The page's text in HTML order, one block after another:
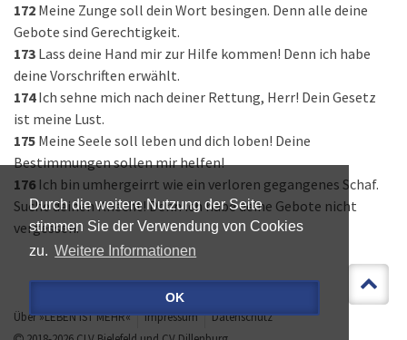
Durch die weitere Nutzung der Seite
stimmen Sie der Verwendung von Cookies
zu. Weitere Informationen
OK
172 Meine Zunge soll dein Wort besingen. Denn alle deine
Gebote sind Gerechtigkeit.
173 Lass deine Hand mir zur Hilfe kommen! Denn ich habe
deine Vorschriften erwählt.
174 Ich sehne mich nach deiner Rettung, Herr! Dein Gesetz
ist meine Lust.
175 Meine Seele soll leben und dich loben! Deine
Bestimmungen sollen mir helfen!
176 Ich bin umhergeirrt wie ein verloren gegangenes Schaf.
Suche deinen Knecht! Denn ich habe deine Gebote nicht
vergessen.
Über »LEBEN IST MEHR« Impressum
Datenschutz